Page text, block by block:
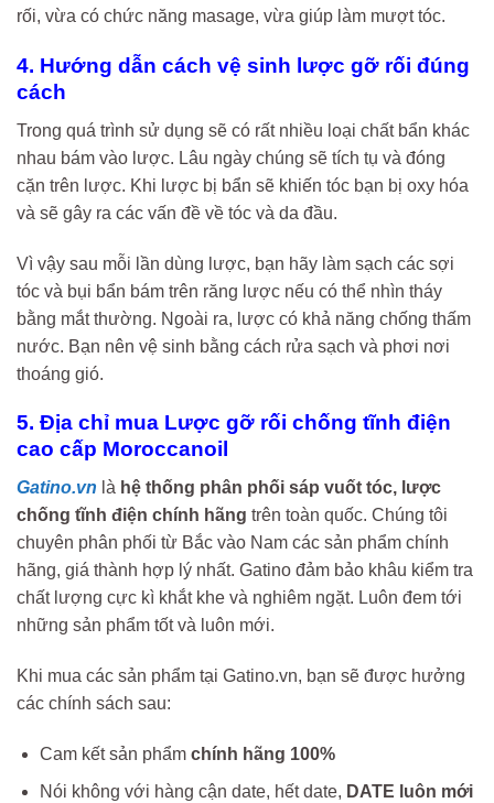
rối, vừa có chức năng masage, vừa giúp làm mượt tóc.
4. Hướng dẫn cách vệ sinh lược gỡ rối đúng
cách
Trong quá trình sử dụng sẽ có rất nhiều loại chất bẩn khác
nhau bám vào lược. Lâu ngày chúng sẽ tích tụ và đóng
cặn trên lược. Khi lược bị bẩn sẽ khiến tóc bạn bị oxy hóa
và sẽ gây ra các vấn đề về tóc và da đầu.
Vì vậy sau mỗi lần dùng lược, bạn hãy làm sạch các sợi
tóc và bụi bẩn bám trên răng lược nếu có thể nhìn tháy
bằng mắt thường. Ngoài ra, lược có khả năng chống thấm
nước. Bạn nên vệ sinh bằng cách rửa sạch và phơi nơi
thoáng gió.
5. Địa chỉ mua Lược gỡ rối chống tĩnh điện
cao cấp Moroccanoil
Gatino.vn là hệ thống phân phối sáp vuốt tóc, lược
chống tĩnh điện chính hãng trên toàn quốc. Chúng tôi
chuyên phân phối từ Bắc vào Nam các sản phẩm chính
hãng, giá thành hợp lý nhất. Gatino đảm bảo khâu kiểm tra
chất lượng cực kì khắt khe và nghiêm ngặt. Luôn đem tới
những sản phẩm tốt và luôn mới.
Khi mua các sản phẩm tại Gatino.vn, bạn sẽ được hưởng
các chính sách sau:
Cam kết sản phẩm chính hãng 100%
Nói không với hàng cận date, hết date, DATE luôn mới